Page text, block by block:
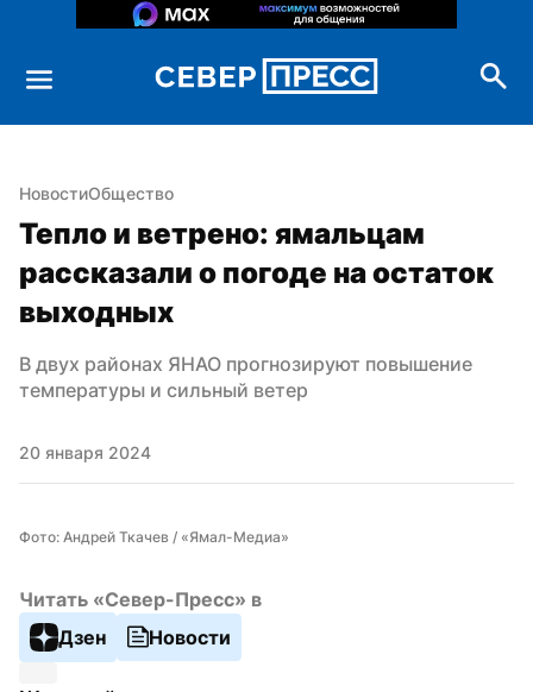
НовостиОбщество
Тепло и ветрено: ямальцам
рассказали о погоде на остаток
выходных
В двух районах ЯНАО прогнозируют повышение
температуры и сильный ветер
20 января 2024
Фото: Андрей Ткачев / «Ямал-Медиа»
Читать «Север-Пресс» в
Дзен
Новости